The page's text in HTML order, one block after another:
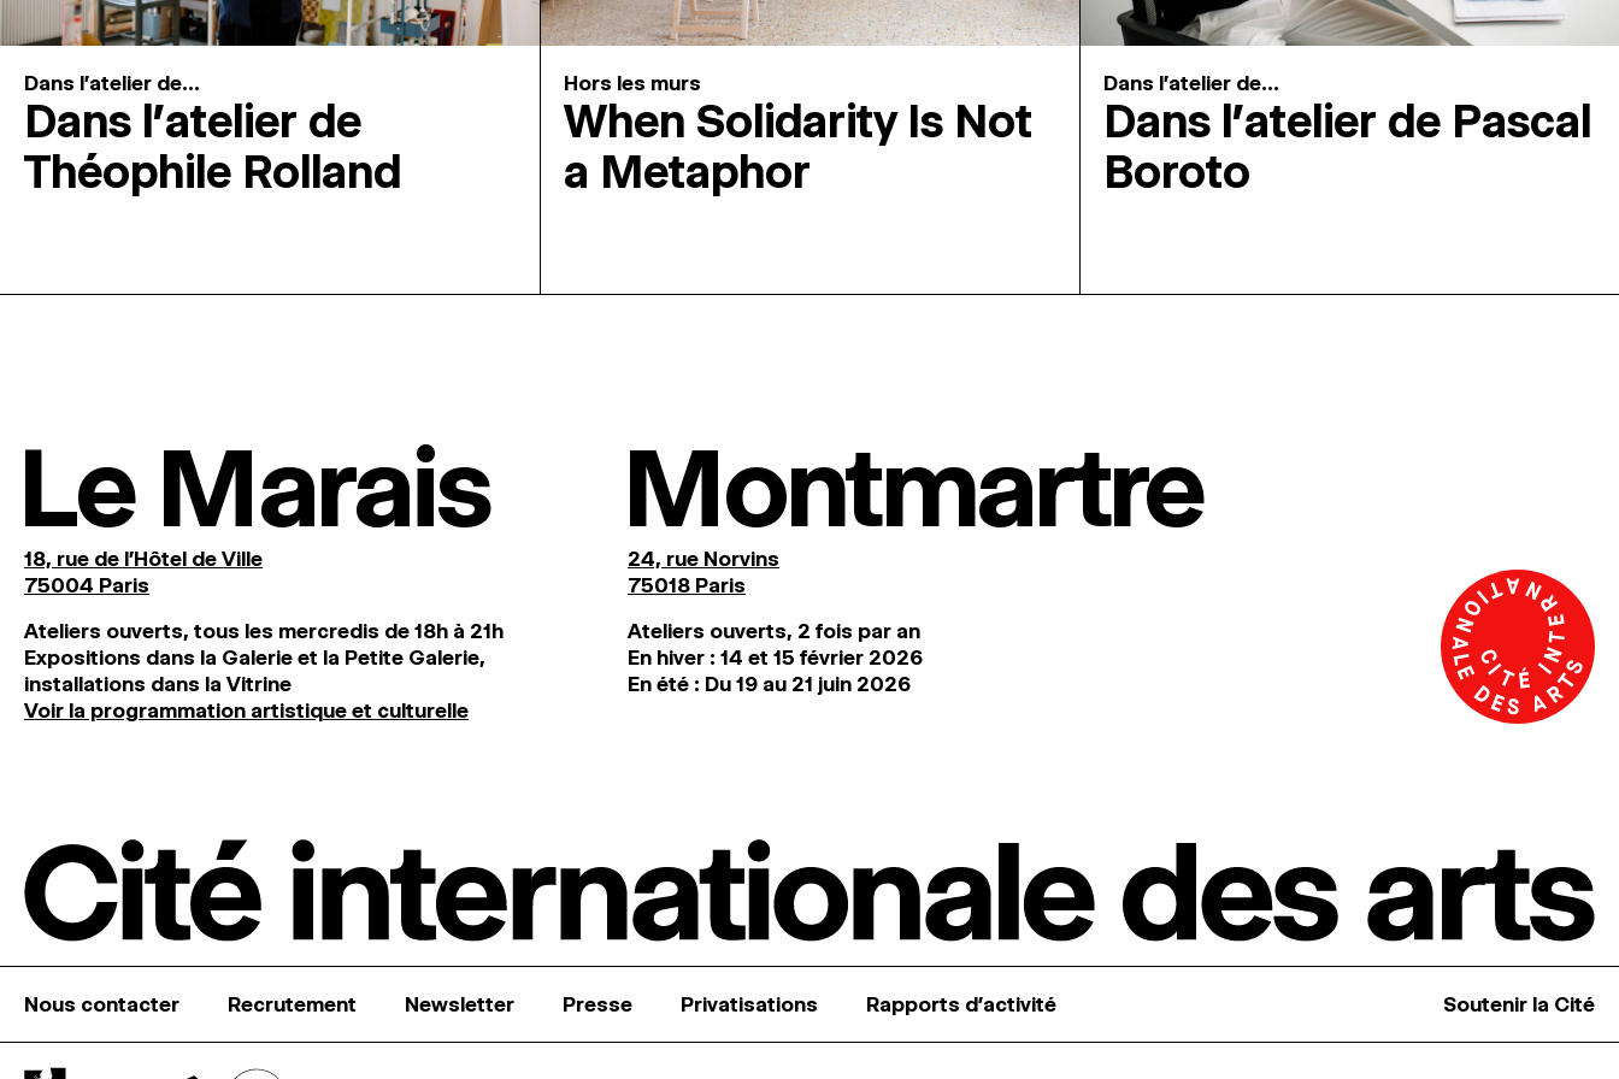
Dans l'atelier de...
Dans l’atelier de
Théophile Rolland
Hors les murs
When Solidarity Is Not
a Metaphor
Dans l'atelier de...
Dans l’atelier de Pascal
Boroto
Le Marais
18, rue de l'Hôtel de Ville
75004 Paris
Ateliers ouverts, tous les mercredis de 18h à 21h
Expositions dans la Galerie et la Petite Galerie,
installations dans la Vitrine
Voir la programmation artistique et culturelle
Montmartre
24, rue Norvins
75018 Paris
Ateliers ouverts, 2 fois par an
En hiver : 14 et 15 février 2026
En été : Du 19 au 21 juin 2026
Nous contacter Recrutement Newsletter Presse Privatisations Rapports d’activité Soutenir la Cité